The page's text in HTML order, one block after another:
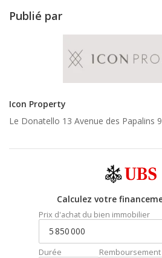
Publié par
Icon Property
Le Donatello 13 Avenue des Papalins
Calculez votre
Prix d'achat du bien immobilier
Durée